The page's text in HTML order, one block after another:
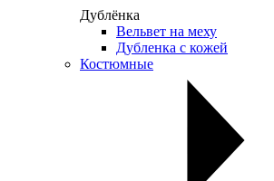
Дублёнка
Вельвет на меху
Дубленка с кожей
Костюмные